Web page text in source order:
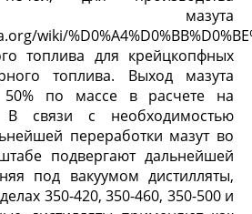
мазута
wiki/
топлива для крейцкопфных
топлива. Выход мазута
50% по массе в расчете на
В связи с необходимостью
переработки мазут во
подвергают дальнейшей
под вакуумом дистилляты,
350-420, 350-460, 350-500 и